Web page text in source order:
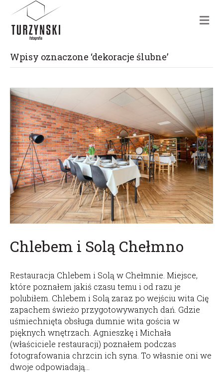
m
e
Wpisy oznaczone ‘dekoracje ślubne’
Chlebem i Solą Chełmno
Restauracja Chlebem i Solą w Chełmnie. Miejsce,
które poznałem jakiś czasu temu i od razu je
polubiłem. Chlebem i Solą zaraz po wejściu wita Cię
zapachem świeżo przygotowywanych dań. Gdzie
uśmiechnięta obsługa dumnie wita gościa w
pięknych wnętrzach. Agnieszkę i Michała
(właściciele restauracji) poznałem podczas
fotografowania chrzcin ich syna. To własnie oni we
dwoje odpowiadają…